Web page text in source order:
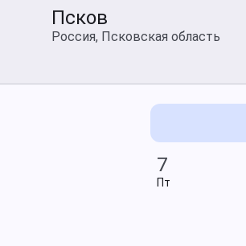
Псков
Россия, Псковская область
7
Пт